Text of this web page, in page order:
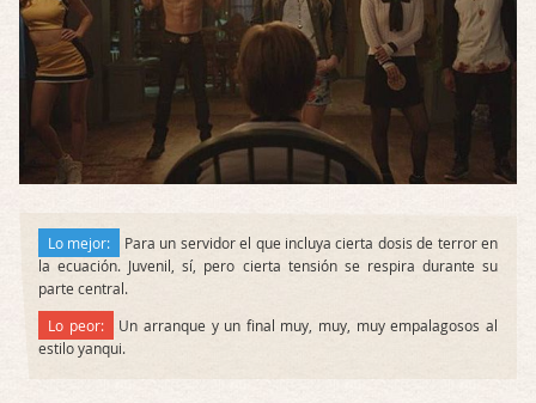
Lo mejor:
Para un servidor el que incluya cierta dosis de terror en
la ecuación. Juvenil, sí, pero cierta tensión se respira durante su
parte central.
Lo peor:
Un arranque y un final muy, muy, muy empalagosos al
estilo yanqui.